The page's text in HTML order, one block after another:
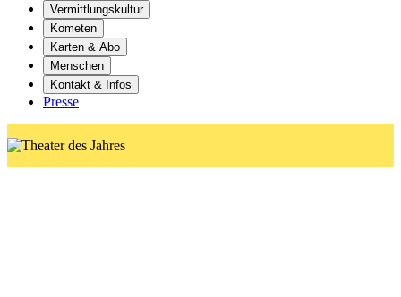
Vermittlungskultur
Kometen
Karten & Abo
Menschen
Kontakt & Infos
Presse